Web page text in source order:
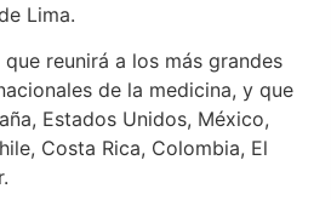
Lima.
reunirá a los más grandes
de la medicina, y que
Estados Unidos, México,
Costa Rica, Colombia, El